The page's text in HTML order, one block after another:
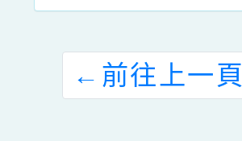
← 前往上一頁